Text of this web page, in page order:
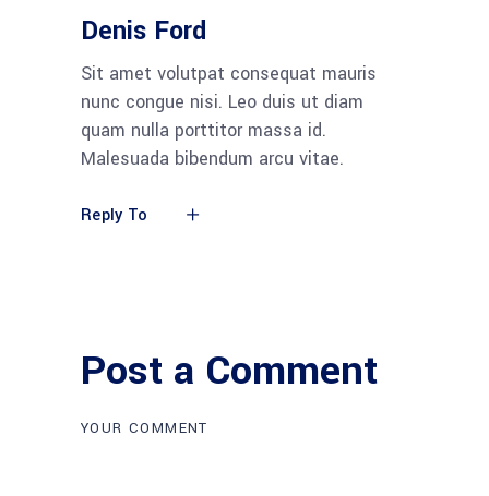
Denis Ford
Sit amet volutpat consequat mauris
nunc congue nisi. Leo duis ut diam
quam nulla porttitor massa id.
Malesuada bibendum arcu vitae.
Reply To
Post a Comment